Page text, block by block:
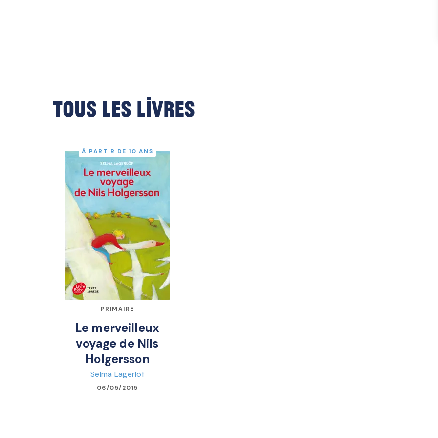
Tous les livres
À PARTIR DE 10 ANS
PRIMAIRE
Le merveilleux
voyage de Nils
Holgersson
Selma Lagerlöf
06/05/2015